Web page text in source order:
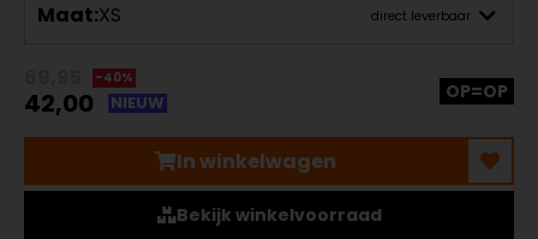
Maat:XS direct leverbaar
-40%
42,00 NIEUW OP=OP
In winkelwagen
Bekijk winkelvoorraad